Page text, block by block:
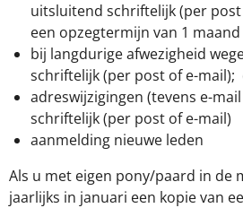
uitsluitend schriftelijk (per
een opzegtermijn van 1 maand
bij langdurige afwezigheid
schriftelijk (per post of e-
adreswijzigingen (tevens e-
schriftelijk (per post of e-mail)
aanmelding nieuwe leden
Als u met eigen pony/paard in de
jaarlijks in januari een kopie van